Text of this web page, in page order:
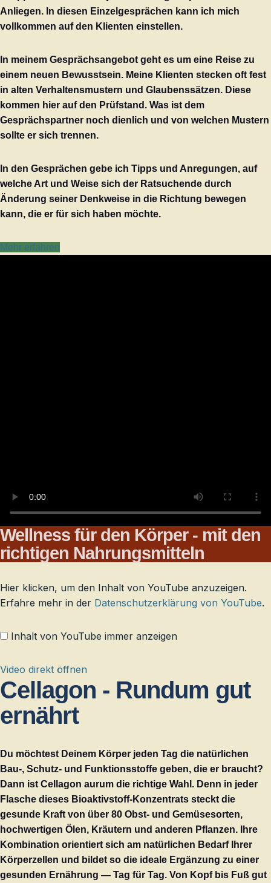
Anliegen. In diesen Einzelgesprächen kann ich mich
vollkommen auf den Klienten einstellen.
In meinem Gesprächsangebot geht es um eine Reise zu
einem neuen Bewusstsein. Meine Klienten stecken oft fest
in alten Verhaltensmustern und Glaubenssätzen. Diese
kommen hier auf den Prüfstand. Was ist dem
Gesprächspartner noch dienlich und von welchen Mustern
sollte er sich trennen.
In den Gesprächen gebe ich Tipps und Anregungen, auf
welche Art und Weise sich der Ratsuchende durch
Änderung seiner Denkweise in die Richtung bewegen
kann, die er für sich haben möchte.
Mehr erfahren
Wellness für den Körper - mit den
richtigen Nahrungsmitteln
Hier klicken, um den Inhalt von YouTube anzuzeigen.
Erfahre mehr in der Datenschutzerklärung von YouTube.
Inhalt von YouTube immer anzeigen
Video direkt öffnen
Cellagon - Rundum gut
ernährt
Du möchtest Deinem Körper jeden Tag die natürlichen
Bau-, Schutz- und Funktionsstoffe geben, die er braucht?
Dann ist Cellagon aurum die richtige Wahl. Denn in jeder
Flasche dieses Bioaktivstoff-Konzentrats steckt die
gesunde Kraft von über 80 Obst- und Gemüsesorten,
hochwertigen Ölen, Kräutern und anderen Pflanzen. Ihre
Kombination orientiert sich am natürlichen Bedarf Ihrer
Körperzellen und bildet so die ideale Ergänzung zu einer
gesunden Ernährung — Tag für Tag. Von Kopf bis Fuß gut